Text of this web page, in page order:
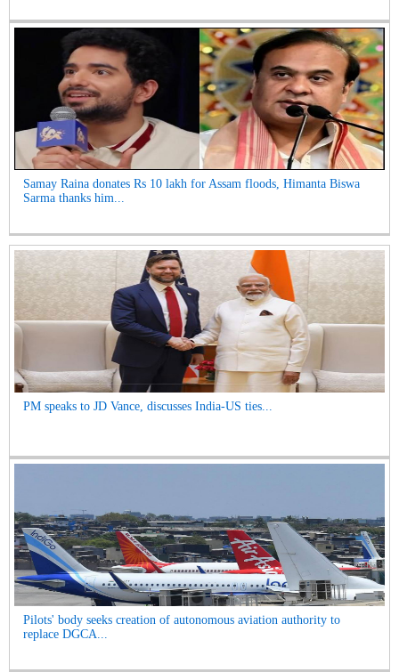
Samay Raina donates Rs 10 lakh for Assam floods, Himanta Biswa
Sarma thanks him...
PM speaks to JD Vance, discusses India-US ties...
Pilots' body seeks creation of autonomous aviation authority to
replace DGCA...